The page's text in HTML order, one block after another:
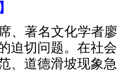
、著名文化学者
迫切问题。在社
、道德滑坡现象